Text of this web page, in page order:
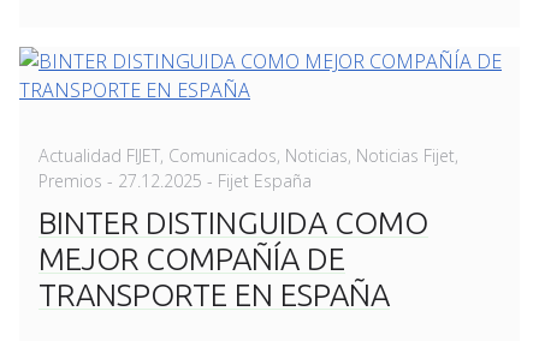
Actualidad FIJET, Comunicados, Noticias, Noticias Fijet,
Premios - Posted
27.12.2025 - Fijet España
BINTER DISTINGUIDA COMO
MEJOR COMPAÑÍA DE
TRANSPORTE EN ESPAÑA